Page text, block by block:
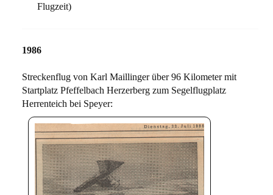
Flugzeit)
1986
Streckenflug von Karl Maillinger über 96 Kilometer mit
Startplatz Pfeffelbach Herzerberg zum Segelflugplatz
Herrenteich bei Speyer: